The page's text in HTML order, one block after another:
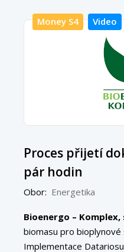
Money S4 Video
Proces přijetí
pár hodin
Obor: Energetika
Bioenergo – Komplex,
biomasu pro bioplynové
Implementace